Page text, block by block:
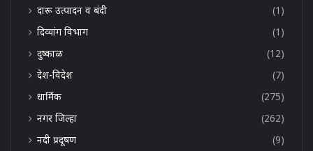
दारू उत्पादन व बंदी
(1)
दिव्यांग विभाग
(1)
दुष्काळ
(12)
देश-विदेश
(7)
धार्मिक
(275)
नगर जिल्हा
(262)
नदी प्रदूषण
(9)